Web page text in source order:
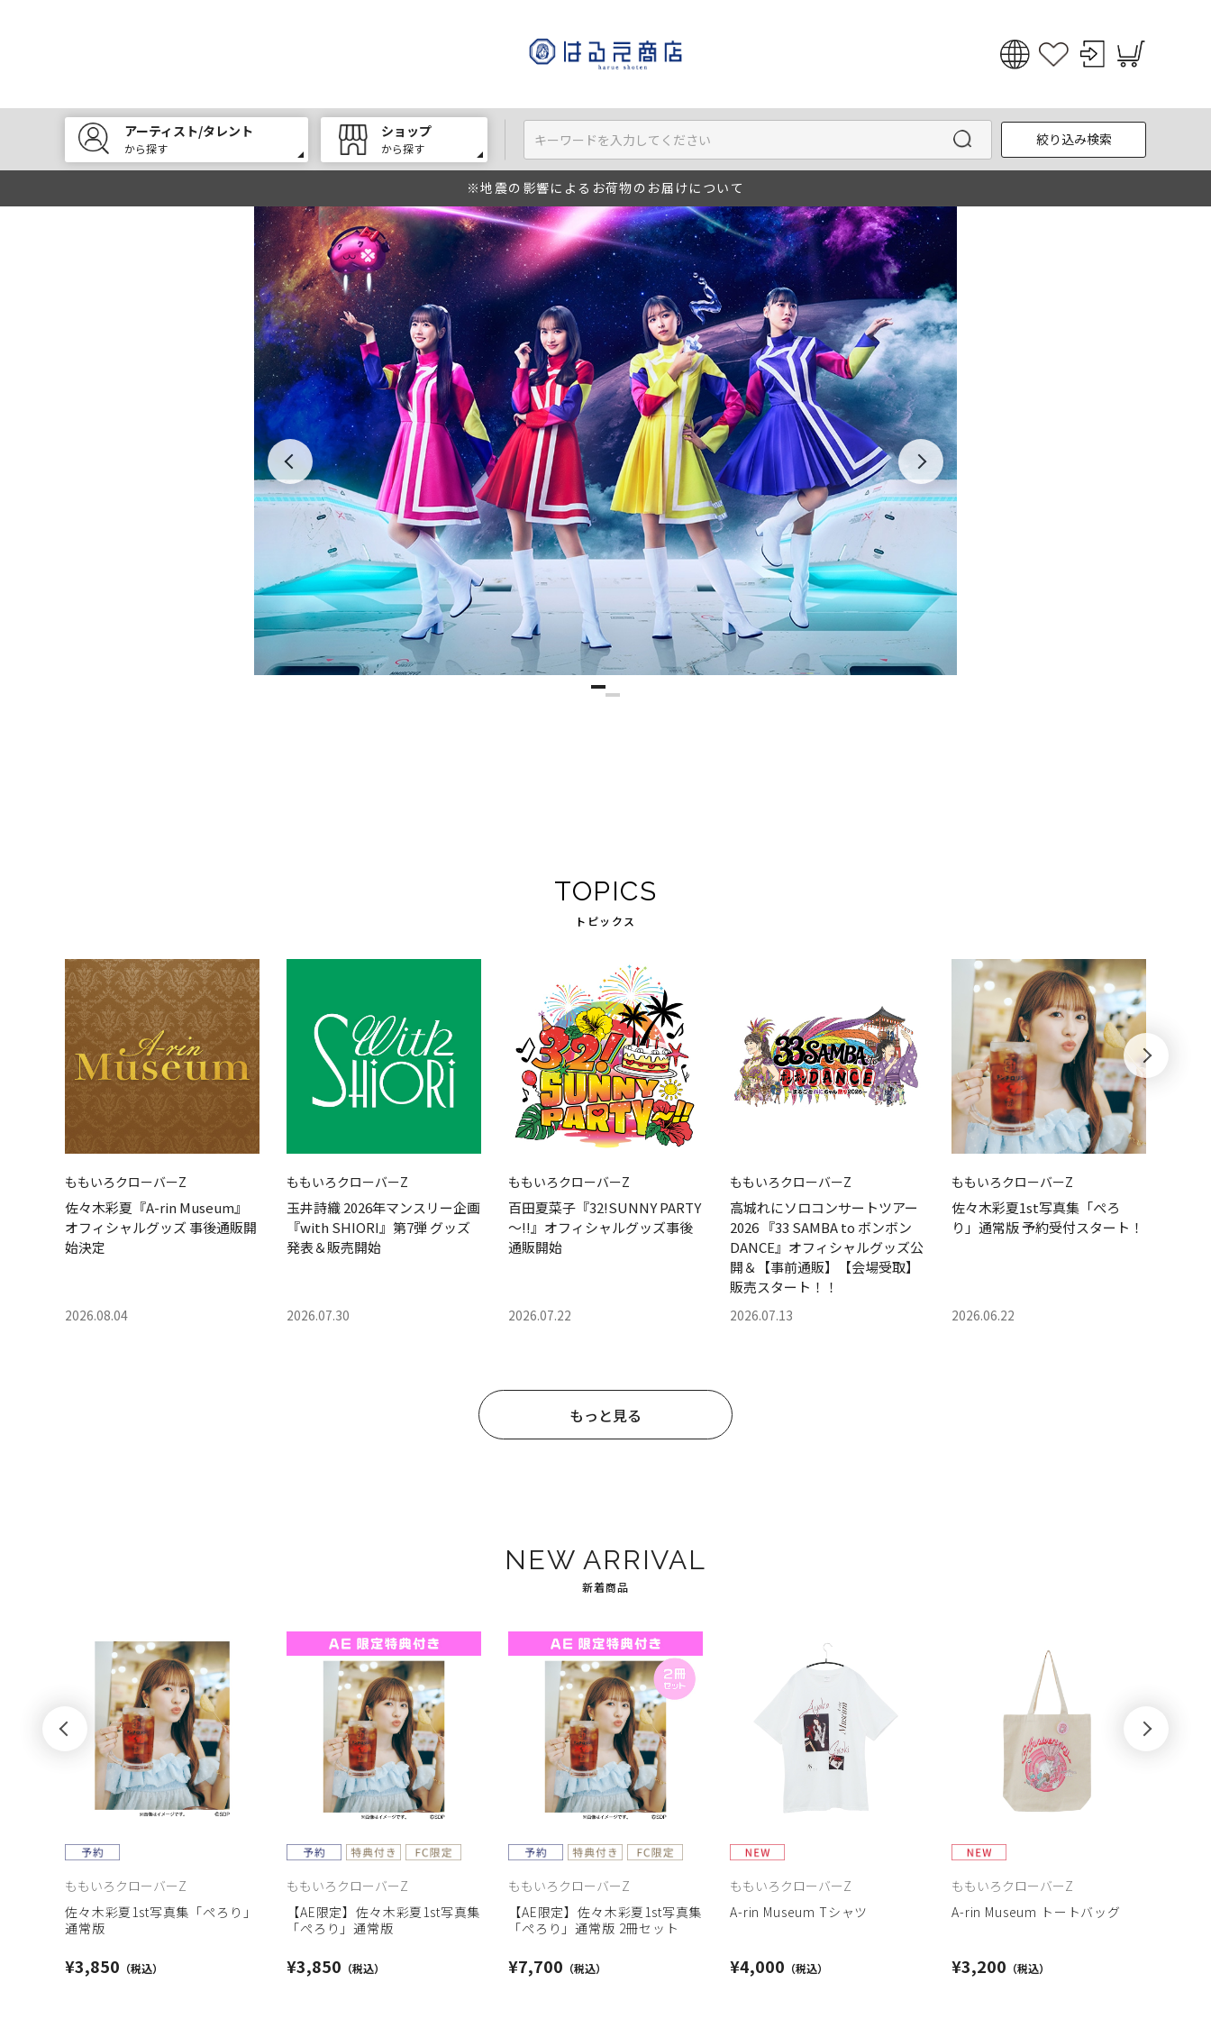
English
한국어
アーティスト/タレント
から探す
ショップ
から探す
絞り込み検索
※地震の影響によるお荷物のお届けについて
TOPICS
トピックス
ももいろクローバーZ
佐々木彩夏『A-rin Museum』
オフィシャルグッズ 事後通販開
始決定
2026.08.04
ももいろクローバーZ
玉井詩織 2026年マンスリー企画
『with SHIORI』第7弾 グッズ
発表＆販売開始
2026.07.30
ももいろクローバーZ
百田夏菜子『32!SUNNY PARTY
～!!』オフィシャルグッズ事後
通販開始
2026.07.22
ももいろクローバーZ
高城れにソロコンサートツアー
2026 『33 SAMBA to ボンボン
DANCE』オフィシャルグッズ公
開＆【事前通販】【会場受取】
販売スタート！！
2026.07.13
ももいろクローバーZ
佐々木彩夏1st写真集「ぺろ
り」通常版 予約受付スタート！
2026.06.22
もっと見る
NEW ARRIVAL
新着商品
ももいろクローバーZ
佐々木彩夏1st写真集「ぺろり」
通常版
¥3,850
ももいろクローバーZ
【AE限定】佐々木彩夏1st写真集
「ぺろり」通常版
¥3,850
ももいろクローバーZ
【AE限定】佐々木彩夏1st写真集
「ぺろり」通常版 2冊セット
¥7,700
ももいろクローバーZ
A-rin Museum Tシャツ
¥4,000
ももいろクローバーZ
A-rin Museum トートバッグ
¥3,200